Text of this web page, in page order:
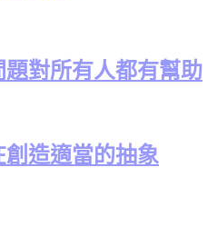
對所有人都有幫助
造適當的抽象